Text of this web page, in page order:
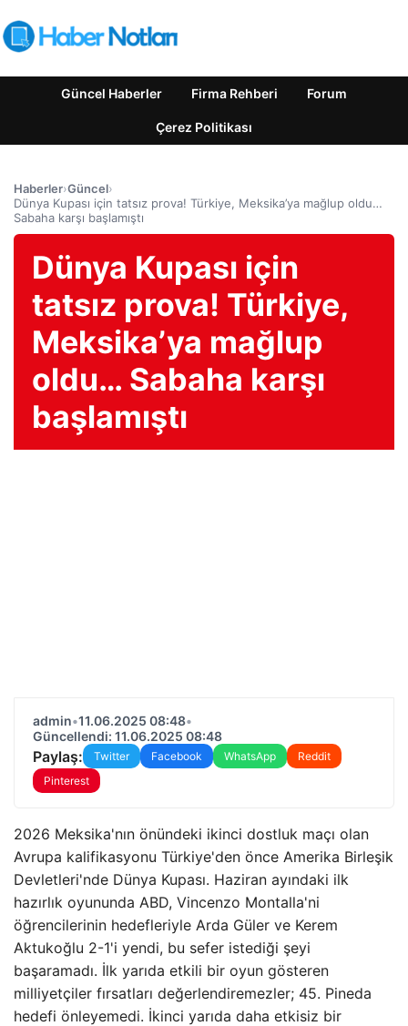
Güncel Haberler Firma Rehberi Forum
Çerez Politikası
Haberler›Güncel›
Dünya Kupası için tatsız prova! Türkiye, Meksika’ya mağlup oldu…
Sabaha karşı başlamıştı
Dünya Kupası için
tatsız prova! Türkiye,
Meksika’ya mağlup
oldu… Sabaha karşı
başlamıştı
admin•11.06.2025 08:48•
Güncellendi: 11.06.2025 08:48
Paylaş: Twitter Facebook WhatsApp
Reddit
Pinterest
2026 Meksika'nın önündeki ikinci dostluk maçı olan
Avrupa kalifikasyonu Türkiye'den önce Amerika Birleşik
Devletleri'nde Dünya Kupası. Haziran ayındaki ilk
hazırlık oyununda ABD, Vincenzo Montalla'ni
öğrencilerinin hedefleriyle Arda Güler ve Kerem
Aktukoğlu 2-1'i yendi, bu sefer istediği şeyi
başaramadı. İlk yarıda etkili bir oyun gösteren
milliyetçiler fırsatları değerlendiremezler; 45. Pineda
hedefi önleyemedi. İkinci yarıda daha etkisiz bir